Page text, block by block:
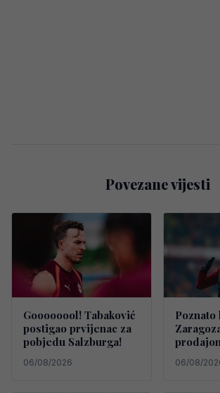
Povezane vijesti
Goooooool! Tabaković
postigao prvijenac za
pobjedu Salzburga!
06/08/2026
Poznato
06/08/